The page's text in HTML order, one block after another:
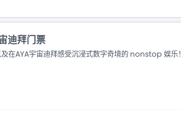
迪拜门票
在AYA宇宙迪拜感受沉浸式数字奇境的 nonstop 娱乐！